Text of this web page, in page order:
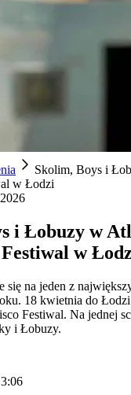
Skolim, Boys i
w Łodzi
i Łobuzy w
w
się na jeden z
18 kwietnia do
Festiwal. Na jednej
i Łobuzy.
3:06